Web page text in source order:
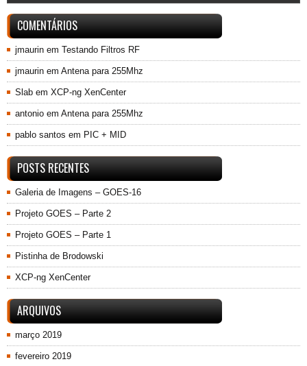
COMENTÁRIOS
jmaurin em Testando Filtros RF
jmaurin em Antena para 255Mhz
Slab em XCP-ng XenCenter
antonio em Antena para 255Mhz
pablo santos em PIC + MID
POSTS RECENTES
Galeria de Imagens – GOES-16
Projeto GOES – Parte 2
Projeto GOES – Parte 1
Pistinha de Brodowski
XCP-ng XenCenter
ARQUIVOS
março 2019
fevereiro 2019